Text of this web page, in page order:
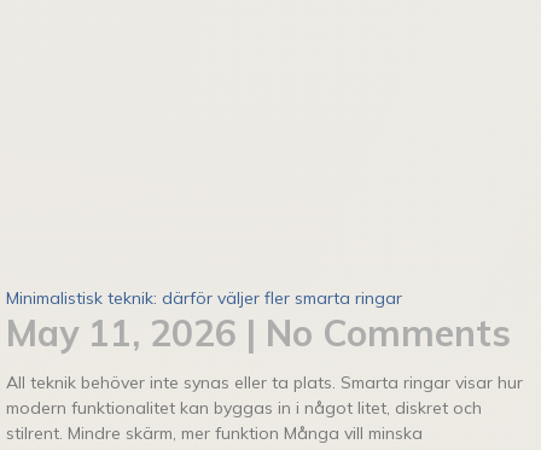
Minimalistisk teknik: därför väljer fler smarta ringar
May 11, 2026 No Comments
All teknik behöver inte synas eller ta plats. Smarta ringar visar hur
modern funktionalitet kan byggas in i något litet, diskret och
stilrent. Mindre skärm, mer funktion Många vill minska